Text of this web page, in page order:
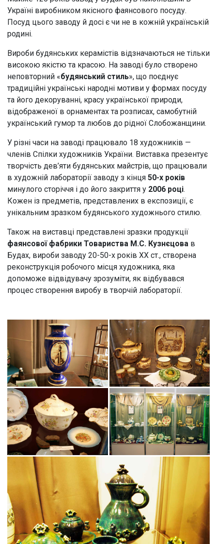
Україні виробником якісного фаянсового посуду.
Посуд цього заводу й досі є чи не в кожній українській
родині.
Вироби будянських керамістів відзначаються не тільки
високою якістю та красою. На заводі було створено
неповторний «будянський стиль», що поєднує
традиційні українські народні мотиви у формах посуду
та його декоруванні, красу української природи,
відображеної в орнаментах та розписах, самобутній
український гумор та любов до рідної Слобожанщини.
У різні часи на заводі працювало 18 художників —
членів Спілки художників України. Виставка презентує
творчість дев’яти будянських майстрів, що працювали
в художній лабораторії заводу з кінця 50-х років
минулого сторіччя і до його закриття у 2006 році.
Кожен із предметів, представлених в експозиції, є
унікальним зразком будянського художнього стилю.
Також на виставці представлені зразки продукції
фаянсової фабрики Товариства М.С. Кузнєцова в
Будах, вироби заводу 20-50-х років ХХ ст., створена
реконструкція робочого місця художника, яка
допоможе відвідувачу зрозуміти, як відбувався
процес створення виробу в творчій лабораторії.